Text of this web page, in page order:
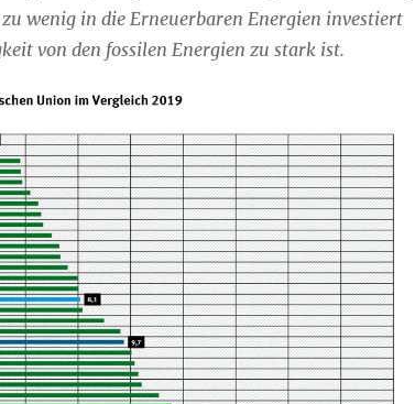
wenig in die Erneuerbaren Energien investiert
von den fossilen Energien zu stark ist.